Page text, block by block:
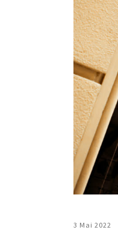
3 Mai 2022